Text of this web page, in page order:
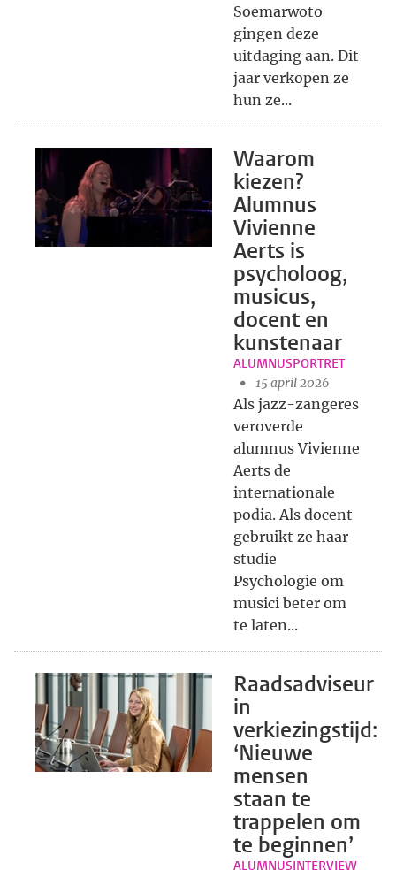
Soemarwoto
gingen deze
uitdaging aan. Dit
jaar verkopen ze
hun ze...
Waarom
kiezen?
Alumnus
Vivienne
Aerts is
psycholoog,
musicus,
docent en
kunstenaar
ALUMNUSPORTRET
15 april 2026
Als jazz-zangeres
veroverde
alumnus Vivienne
Aerts de
internationale
podia. Als docent
gebruikt ze haar
studie
Psychologie om
musici beter om
te laten...
Raadsadviseur
in
verkiezingstijd:
‘Nieuwe
mensen
staan te
trappelen om
te beginnen’
ALUMNUSINTERVIEW